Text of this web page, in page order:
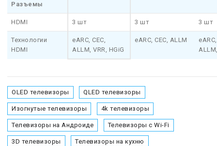
Разъемы
HDMI 3 шт 3 шт 3 шт
Технологии
HDMI
eARC, CEC,
ALLM, VRR, HGiG
eARC, CEC, ALLM
OLED телевизоры QLED телевизоры
Изогнутые телевизоры 4k телевизоры
Телевизоры на Андроиде Телевизоры с Wi-Fi
3D телевизоры Телевизоры на кухню